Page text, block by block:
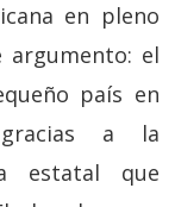
en pleno
argumento: el
país en
a la
estatal que